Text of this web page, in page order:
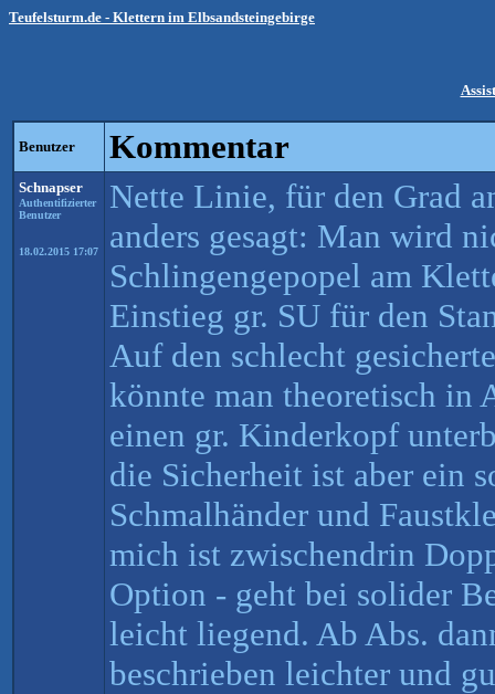
Teufelsturm.de - Klettern im Elbsandsteingebirge
Benutzer Kommentar
Schnapser
Authentifizierter
Benutzer
18.02.2015 17:07
Nette Linie, für den Grad
anders gesagt: Man wird
Schlingengepopel am
Einstieg gr. SU für den
Auf den schlecht
könnte man theoretisch in
einen gr. Kinderkopf
die Sicherheit ist aber ein
Schmalhänder und
mich ist zwischendrin
Option - geht bei solider
leicht liegend. Ab Abs.
beschrieben leichter und